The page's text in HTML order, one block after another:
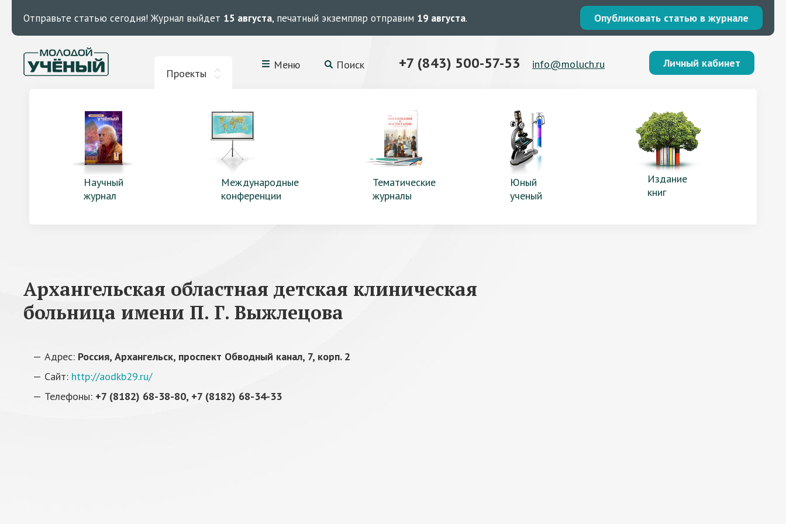
Отправьте статью сегодня! Журнал выйдет 15 августа, печатный экземпляр отправим 19 августа. Опубликовать статью в журнале
Проекты
Меню Поиск +7 (843) 500-57-53 info@moluch.ru Личный кабинет
Научный
журнал
Международные
конференции
Тематические
журналы
Юный
ученый
Издание
книг
Архангельская областная детская клиническая
больница имени П. Г. Выжлецова
Адрес: Россия, Архангельск, проспект Обводный канал, 7, корп. 2
Сайт: http://aodkb29.ru/
Телефоны: +7 (8182) 68-38-80, +7 (8182) 68-34-33